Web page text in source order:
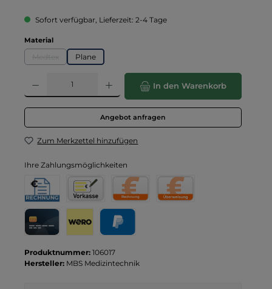
Sofort verfügbar, Lieferzeit: 2-4 Tage
Materialauswählen
(Diese Option ist zurzeit nicht verfügbar.)
Plane
Produkt Anzahl: Gib den gewünschten Wert ein oder benutze die
In den Warenkorb
Angebot anfragen
Zum Merkzettel hinzufügen
Ihre Zahlungsmöglichkeiten
Produktnummer: 106017
Hersteller: MBS Medizintechnik